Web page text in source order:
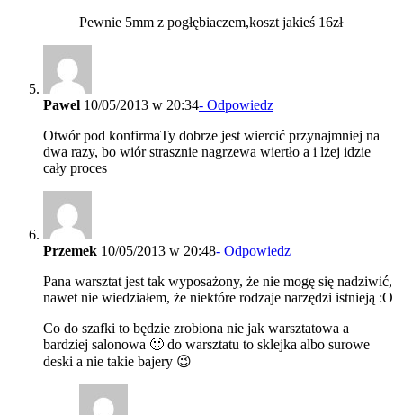
Pewnie 5mm z pogłębiaczem,koszt jakieś 16zł
Pawel 10/05/2013 w 20:34- Odpowiedz
Otwór pod konfirmaTy dobrze jest wiercić przynajmniej na
dwa razy, bo wiór strasznie nagrzewa wiertło a i lżej idzie
cały proces
Przemek 10/05/2013 w 20:48- Odpowiedz
Pana warsztat jest tak wyposażony, że nie mogę się nadziwić,
nawet nie wiedziałem, że niektóre rodzaje narzędzi istnieją :O
Co do szafki to będzie zrobiona nie jak warsztatowa a
bardziej salonowa 🙂 do warsztatu to sklejka albo surowe
deski a nie takie bajery 😉